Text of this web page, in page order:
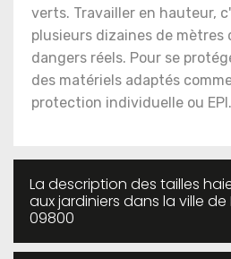
verts. Travailler en hauteur,
plusieurs dizaines de mètres
dangers réels. Pour se
des matériels adaptés
protection individuelle ou EPI.
La description des tailles
aux jardiniers dans la ville
09800